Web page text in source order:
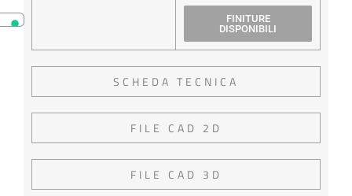
FINITURE
DISPONIBILI
SCHEDA TECNICA
FILE CAD 2D
FILE CAD 3D